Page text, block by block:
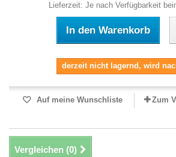
Lieferzeit: Je nach Verfügbarkeit
In den Warenkorb
derzeit nicht lagernd, wird
Auf meine Wunschliste Zum
Vergleichen (0)